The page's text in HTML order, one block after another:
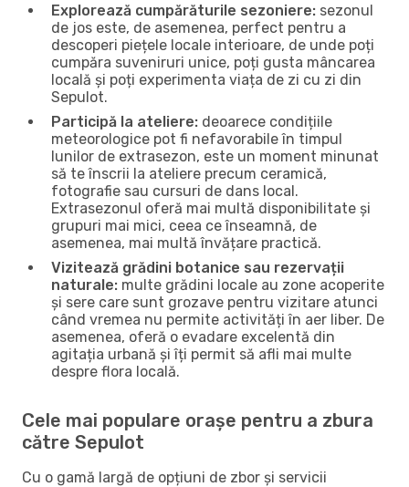
Explorează cumpărăturile sezoniere: sezonul
de jos este, de asemenea, perfect pentru a
descoperi piețele locale interioare, de unde poți
cumpăra suveniruri unice, poți gusta mâncarea
locală și poți experimenta viața de zi cu zi din
Sepulot.
Participă la ateliere: deoarece condițiile
meteorologice pot fi nefavorabile în timpul
lunilor de extrasezon, este un moment minunat
să te înscrii la ateliere precum ceramică,
fotografie sau cursuri de dans local.
Extrasezonul oferă mai multă disponibilitate și
grupuri mai mici, ceea ce înseamnă, de
asemenea, mai multă învățare practică.
Vizitează grădini botanice sau rezervații
naturale: multe grădini locale au zone acoperite
și sere care sunt grozave pentru vizitare atunci
când vremea nu permite activități în aer liber. De
asemenea, oferă o evadare excelentă din
agitația urbană și îți permit să afli mai multe
despre flora locală.
Cele mai populare orașe pentru a zbura
către Sepulot
Cu o gamă largă de opțiuni de zbor și servicii